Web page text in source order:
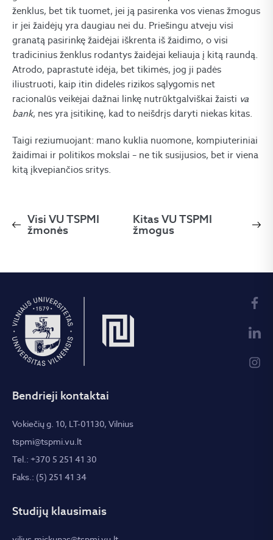
ženklus, bet tik tuomet, jei ją pasirenka vos vienas žmogus
ir jei žaidėjų yra daugiau nei du. Priešingu atveju visi
granatą pasirinkę žaidėjai iškrenta iš žaidimo, o visi
tradicinius ženklus rodantys žaidėjai keliauja į kitą raundą.
Atrodo, paprastutė idėja, bet tikimės, jog ji padės
iliustruoti, kaip itin didelės rizikos sąlygomis net
racionalūs veikėjai dažnai linkę nutrūktgalviškai žaisti va
bank, nes yra įsitikinę, kad to neišdrįs daryti niekas kitas.
Taigi reziumuojant: mano kuklia nuomone, kompiuteriniai
žaidimai ir politikos mokslai – ne tik susijusios, bet ir viena
kitą įkvepiančios sritys.
Visi VU TSPMI
žmonės
Kitas VU TSPMI
žmogus
Bendrieji kontaktai
Vokiečių g. 10, LT-01130, Vilnius
tspmi@tspmi.vu.lt
Tel.: +370 5 251 41 30
Faks.: (5) 251 41 34
Studijų klausimais